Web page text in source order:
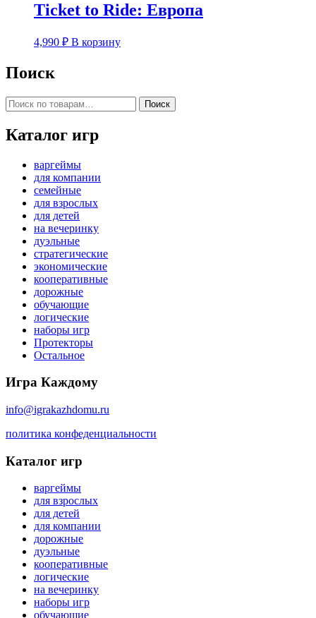
Ticket to Ride: Европа
4,990 ₽ В корзину
Поиск
Искать: Поиск
Каталог игр
варгеймы
для компании
семейные
для взрослых
для детей
на вечеринку
дуэльные
стратегические
экономические
кооперативные
дорожные
обучающие
логические
наборы игр
Протекторы
Остальное
Игра Каждому
info@igrakazhdomu.ru
политика конфеденциальности
Каталог игр
варгеймы
для взрослых
для детей
для компании
дорожные
дуэльные
кооперативные
логические
на вечеринку
наборы игр
обучающие